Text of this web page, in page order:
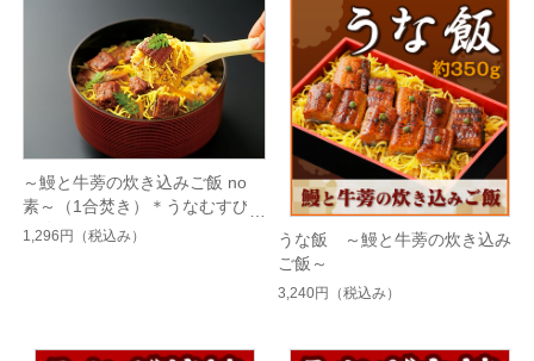
～鰻と牛蒡の炊き込みご飯 no
素～（1合焚き）＊うなむすび3
個分
1,296円 （税込み）
うな飯 ～鰻と牛蒡の炊き込み
ご飯～
3,240円 （税込み）